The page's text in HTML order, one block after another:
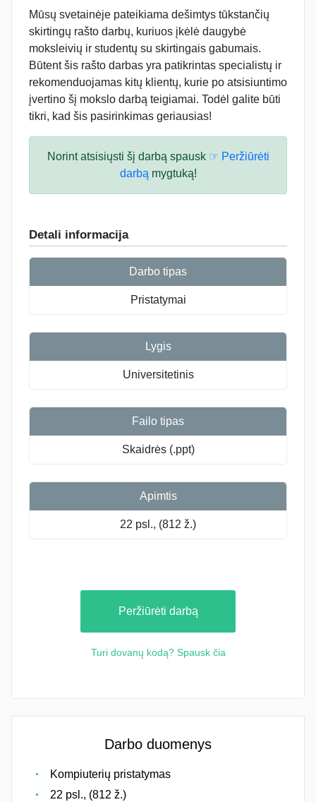
Mūsų svetainėje pateikiama dešimtys tūkstančių
skirtingų rašto darbų, kuriuos įkėlė daugybė
moksleivių ir studentų su skirtingais gabumais.
Būtent šis rašto darbas yra patikrintas specialistų ir
rekomenduojamas kitų klientų, kurie po atsisiuntimo
įvertino šį mokslo darbą teigiamai. Todėl galite būti
tikri, kad šis pasirinkimas geriausias!
Norint atsisiųsti šį darbą spausk ☞ Peržiūrėti
darbą mygtuką!
Detali informacija
Darbo tipas
Pristatymai
Lygis
Universitetinis
Failo tipas
Skaidrės (.ppt)
Apimtis
22 psl., (812 ž.)
Peržiūrėti darbą
Turi dovanų kodą? Spausk čia
Darbo duomenys
Kompiuterių pristatymas
22 psl., (812 ž.)